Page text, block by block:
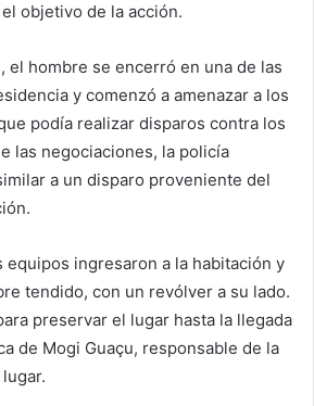
objetivo de la acción.
el hombre se encerró en una de las
y comenzó a amenazar a los
podía realizar disparos contra los
las negociaciones, la policía
a un disparo proveniente del
equipos ingresaron a la habitación y
tendido, con un revólver a su lado.
preservar el lugar hasta la llegada
de Mogi Guaçu, responsable de la